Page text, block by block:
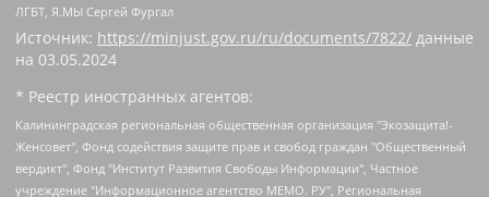
ЛГБТ, Я.МЫ Сергей Фургал
Источник: https://minjust.gov.ru/ru/documents/7822/ данные
на 03.05.2024
* Реестр иностранных агентов:
Калининградская региональная общественная организация "Экозащита!-Женсовет", Фонд содействия защите прав и свобод граждан "Общественный вердикт", Фонд "Институт Развития Свободы Информации", Частное учреждение "Информационное агентство МЕМО. РУ", Региональная общественная организация "Общественная комиссия по сохранению наследия академика Сахарова", Фонд поддержки свободы прессы, Санкт-Петербургская общественная правозащитная организация "Гражданский контроль", Межрегиональная общественная организация "Информационно-просветительский центр "Мемориал", Региональный Фонд "Центр Защиты Прав Средств Массовой Информации", с 05.12.2023 Фонд "Центр Защиты Прав Средств массовой информации", Региональная общественная благотворительная организация помощи беженцам и мигрантам "Гражданское содействие", Негосударственное образовательное учреждение дополнительного профессионального образования (повышение квалификации) специалистов "АКАДЕМИЯ ПО ПРАВАМ ЧЕЛОВЕКА", Свердловская региональная общественная организация "Сутяжник", Автономная некоммерческая организация "Центр независимых социологических исследований", Союз общественных объединений "Российский исследовательский центр по правам человека", Региональное общественное учреждение научно-информационный центр "МЕМОРИАЛ", Некоммерческая организация "Фонд защиты гласности", Автономная некоммерческая организация "Институт прав человека", Городская общественная организация "Екатеринбургское общество "МЕМОРИАЛ", Городская общественная организация "Рязанское историко-просветительское и правозащитное общество "Мемориал" (Рязанский Мемориал), Челябинский региональный орган общественной самодеятельности – женское общественное объединение "Женщины Евразии", Челябинский региональный орган общественной самодеятельности "Уральская правозащитная группа", Фонд содействия защите здоровья и социальной справедливости имени Андрея Рылькова, Автономная Некоммерческая Организация "Аналитический Центр Юрия Левады", Автономная некоммерческая организация социальной поддержки населения "Проект Апрель", Региональная общественная организация помощи женщинам и детям, находящимся в кризисной ситуации "Информационно-методический центр "Анна", Фонд содействия развитию массовых коммуникаций и правовому просвещению "Так-так-Так", Фонд содействия устойчивому развитию "Серебряная тайга", Свердловский региональный общественный фонд социальных проектов "Новое время", "Idel.Реалии", Кавказ.Реалии, Крым.Реалии, Телеканал Настоящее Время, Татаро-башкирская служба Радио Свобода (Azatliq Radiosi), Радио Свободная Европа/Радио Свобода (PCE/PC), "Сибирь.Реалии", "Фактограф", Благотворительный фонд помощи осужденным и их семьям, Автономная некоммерческая организация "Институт глобализации и социальных движений", Фонд "В защиту прав заключенных", Частное учреждение "Центр поддержки и содействия развитию средств массовой информации", Пензенский региональный общественный благотворительный фонд "Гражданский союз", "Север.Реалии", Некоммерческая организация Фонд "Правовая инициатива", Общество с ограниченной ответственностью "Радио Свободная Европа/Радио Свобода", Чешское информационное агентство "MEDIUM-ORIENT", Красноярская региональная общественная организация "Мы против СПИДа", Камалягин Денис Николаевич, Маркелов Сергей Евгеньевич, Пономарев Лев Александрович, Савицкая Людмила Алексеевна, Автономная некоммерческая организация "Центр по работе с проблемой насилия "НАСИЛИЮ.НЕТ", Межрегиональный профессиональный союз работников здравоохранения "Альянс врачей", Юридическое лицо, зарегистрированное в Латвийской Республике, SIA "Medusa Project" (регистрационный номер 40103797863, дата регистрации 10.06.2014), Некоммерческая организация "Фонд по борьбе с коррупцией", Автономная некоммерческая организация "Институт права и публичной политики", Баданин Роман Сергеевич, Гликин Максим Александрович, Железнова Мария Михайловна, Лукьянова Юлия Сергеевна, Маетная Елизавета Витальевна, Маняхин Петр Борисович, Чуракова Ольга Владимировна, Ярош Юлия Петровна, Юридическое лицо "The Insider SIA", зарегистрированное в Риге, Латвийская Республика (дата регистрации 26.06.2015), являющееся администратором доменного имени интернет-издания "The Insider SIA", https://theins.ru, Постернак Алексей Евгеньевич, Рубин Михаил Аркадьевич, Анин Роман Александрович, Юридическое лицо Istories fonds, зарегистрированное в Латвийской Республике (регистрационный номер 50008295751, дата регистрации 24.02.2020), Великовский Дмитрий Александрович, Долинина Ирина Николаевна, Мароховская Алеся Алексеевна, Шлейнов Роман Юрьевич, Шмагун Олеся Валентиновна, Общество с ограниченной ответственностью "Альтаир 2021", Общество с ограниченной ответственностью "Вега 2021", Общество с ограниченной ответственностью "Главный редактор 2021", Общество с ограниченной ответственностью "Ромашки монолит", Важенков Артем Валерьевич, Ивановская областная общественная организация "Центр гендерных исследований", Гурман Юрий Альбертович, Медиапроект "ОВД-Инфо", Егоров Владимир Владимирович, Жилинский Владимир Александрович, Общество с ограниченной ответственностью "ЗП", Иванова София Юрьевна, Карезина Инна Павловна, Кильтау Екатерина Викторовна, Петров Алексей Викторович, Пискунов Сергей Евгеньевич, Смирнов Сергей Сергеевич, Тихонов Михаил Сергеевич, Общество с ограниченной ответственностью "ЖУРНАЛИСТ-ИНОСТРАННЫЙ АГЕНТ", Арапова Галина Юрьевна, Вольтская Татьяна Анатольевна, Американская компания "Mason G.E.S. Anonymous Foundation" (США), являющаяся владельцем интернет-издания https://mnews.world/, Компания "Stichting Bellingcat", зарегистрированная в Нидерландах (дата регистрации 11.07.2018), Захаров Андрей Вячеславович, Клепиковская Екатерина Дмитриевна, Общество с ограниченной ответственностью "МЕМО", Перл Роман Александрович, Симонов Евгений Алексеевич, Соловьева Елена Анатольевна, Сотников Даниил Владимирович, Сурначева Елизавета Дмитриевна, Автономная некоммерческая организация по защите прав человека и информированию населения "Якутия – Наше Мнение", Общество с ограниченной ответственностью "Москоу диджитал медиа", с 26.01.2023 Общество с ограниченной ответственностью "Чайка Белые сады", Ветошкина Валерия Валерьевна, Заговора Максим Александрович, Межрегиональное общественное движение "Российская ЛГБТ - сеть", Оленичев Максим Владимирович, Павлов Иван Юрьевич, Скворцова Елена Сергеевна, Общество с ограниченной ответственностью "Как бы инагент", Кочетков Игорь Викторович, Общество с ограниченной ответственностью "Честные выборы", Еланчик Олег Александрович, Общество с ограниченной ответственностью "Нобелевский призыв", Гималова Регина Эмилевна, Григорьев Андрей Валерьевич, Григорьева Алина Александровна, Ассоциация по содействию защите прав призывников, альтернативнослужащих и военнослужащих "Правозащитная группа "Гражданин.Армия.Право", Хисамова Регина Фаритовна, Автономная некоммерческая организация по реализации социально-правовых программ "Лилит", Дальневосточное общественное движение "Маяк", Санкт-Петербургская ЛГБТ-инициативная группа "Выход", Инициативная группа ЛГБТ+ "Реверс", Алексеев Андрей Викторович, Бекбулатова Таисия Львовна, Беляев Иван Михайлович, Владыкина Елена Сергеевна, Гельман Марат Александрович, Никульшина Вероника Юрьевна, Толоконникова Надежда Андреевна, Шендерович Виктор Анатольевич, Общество с ограниченной ответственностью "Данное сообщение", Общество с ограниченной ответственностью Издательский дом "Новая глава", Айнбиндер Александра Александровна, Московский комьюнити-центр для ЛГБТ+инициатив, Благотворительный фонд развития филантропии, Deutsche Welle (Германия, Kurt-Schumacher-Strasse 3, 53113 Bonn), Борзунова Мария Михайловна, Воробьев Виктор Викторович, Голубева Анна Львовна, Константинова Алла Михайловна, Малкова Ирина Владимировна, Мурадов Мурад Абдулгалимович, Осетинская Елизавета Николаевна, Понасенков Евгений Николаевич, Ганапольский Матвей Юрьевич, Киселев Евгений Алексеевич, Борухович Ирина Григорьевна, Дремин Иван Тимофеевич, Дубровский Дмитрий Викторович, Красноярская региональная общественная организация поддержки и развития альтернативных образовательных технологий и межкультурных коммуникаций "ИНТЕРРА", Маяковская Екатерина Алексеевна, Фейгин Марк Захарович, Филимонов Андрей Викторович, Дзугкоева Регина Николаевна, Доброхотов Роман Александрович, Дудь Юрий Александрович, Елкин Сергей Владимирович, Кругликов Кирилл Игоревич, Сабунаева Мария Леонидовна, Семенов Алексей Владимирович, Шаинян Карен Багратович, Шульман Екатерина Михайловна, Асафьев Артур Валерьевич, Вахштайн Виктор Семенович, Венедиктов Алексей Алексеевич, Лушникова Екатерина Евгеньевна, Волков Леонид Михайлович, Невзоров Александр Глебович, Пархоменко Сергей Борисович, Сироткин Ярослав Николаевич, Кара-Мурза Владимир Владимирович, Баранова Наталья Владимировна, Гозман Леонид Яковлевич, Кагарлицкий Борис Юльевич, Климарев Михаил Валерьевич, Милов Владимир Станиславович, Автономная некоммерческая организация Краснодарский центр современного искусства "Типография", Моргенштерн Алишер Тагирович, Соболь Любовь Эдуардовна, Общество с ограниченной ответственностью "ЛИЗА НОРМ", Каспаров Гарри Кимович, Ходорковский Михаил Борисович, Общество с ограниченной ответственностью "Апрельские тезисы", Данилович Ирина Брониславовна, Кашин Олег Владимирович, Петров Николай Владимирович, Пивоваров Алексей Владимирович, Соколов Михаил Владимирович, Цветкова Юлия Владимировна, Чичваркин Евгений Александрович, Комитет против пыток/Команда против пыток, Общество с ограниченной ответственностью "Первый научный", Общество с ограниченной ответственностью "Вертолет и ко", Белоцерковская Вероника Борисовна, Кац Максим Евгеньевич, Лазарева Татьяна Юрьевна, Шаведдинов Руслан Табризович, Яшин Илья Валерьевич, Общество с ограниченной ответственностью "Иноагент ААВ", Алешковский Дмитрий Петрович, Альбац Евгения Марковна, Быков Дмитрий Львович, Галямина Юлия Евгеньевна, Лойко Сергей Леонидович, Мартынов Кирилл Константинович, Медведев Сергей Александрович, Крашенинников Федор Геннадиевич, Гордеева Катерина Вл